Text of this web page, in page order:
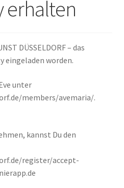
erhalten
DÜSSELDORF – das
eingeladen worden.
unter
members/avemaria/.
kannst Du den
register/accept-